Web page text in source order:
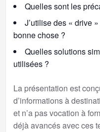
Quelles sont les
J’utilise des « drive
bonne chose ?
Quelles solutions
utilisées ?
La présentation est
d’informations à
et n’a pas vocation à
déjà avancés avec ces